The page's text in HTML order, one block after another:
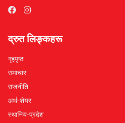
द्रुत लिङ्कहरू
गृहपृष्ठ
समाचार
राजनीति
अर्थ-शेयर
स्थानिय-प्रदेश